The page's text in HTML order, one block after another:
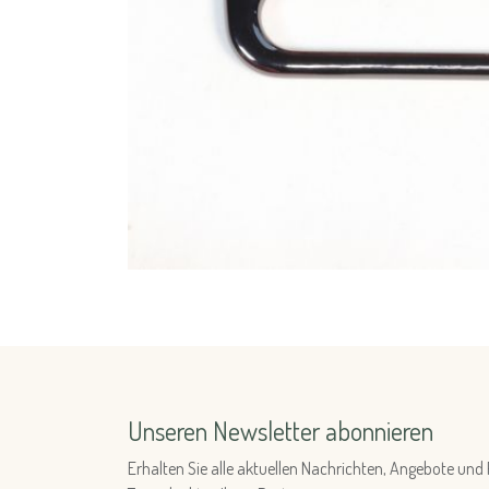
Unseren Newsletter abonnieren
Erhalten Sie alle aktuellen Nachrichten, Angebote